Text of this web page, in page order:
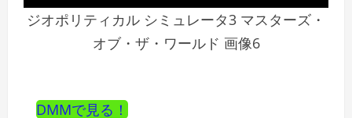
ジオポリティカル シミュレータ3 マスターズ・
オブ・ザ・ワールド 画像6
DMMで見る！